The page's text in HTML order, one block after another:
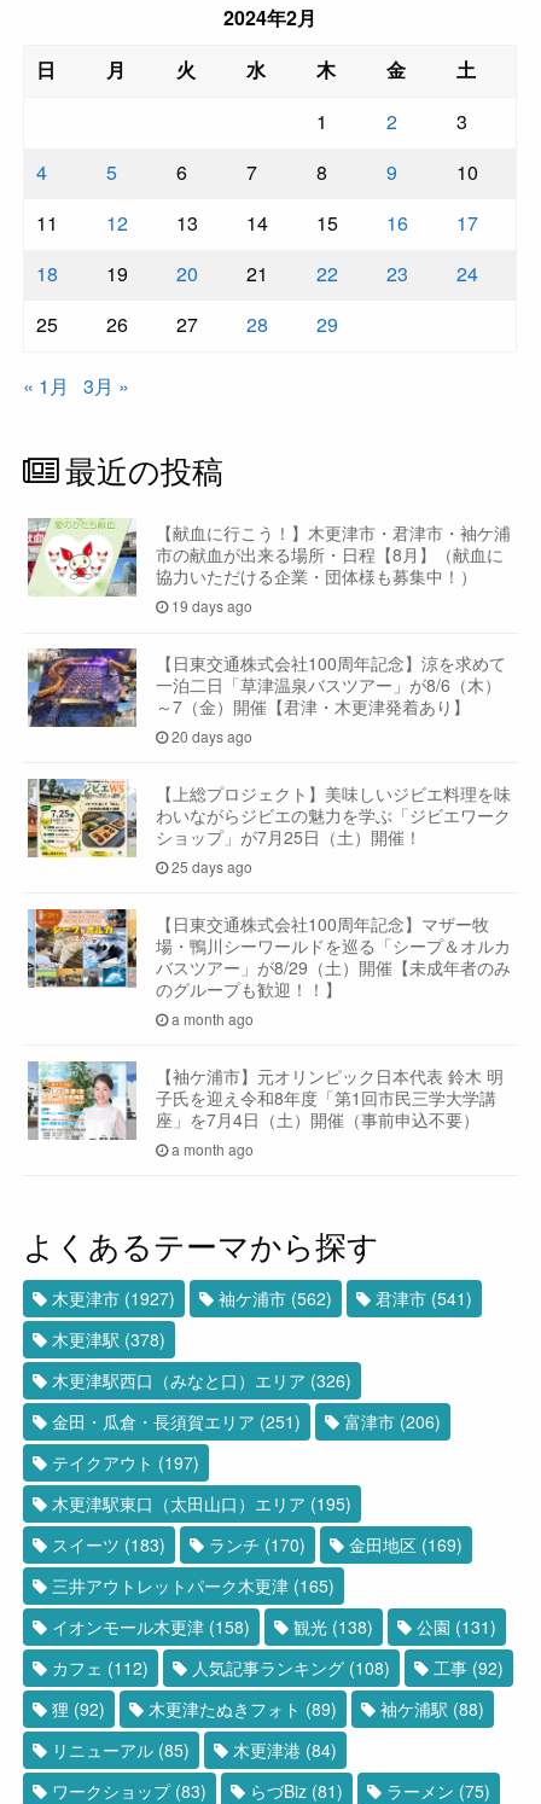
2024年2月
日
月 火 水 木 金
土
1
2
3
4
5 6 7 8 9
10
11
12 13 14 15 16
17
18
19 20 21 22 23
24
25
26 27 28 29
« 1月 3月 »
最近の投稿
【献血に行こう！】木更津市・君津市・袖ケ浦
市の献血が出来る場所・日程【8月】（献血に
協力いただける企業・団体様も募集中！）
19 days ago
【日東交通株式会社100周年記念】涼を求めて
一泊二日「草津温泉バスツアー」が8/6（木）
～7（金）開催【君津・木更津発着あり】
20 days ago
【上総プロジェクト】美味しいジビエ料理を味
わいながらジビエの魅力を学ぶ「ジビエワーク
ショップ」が7月25日（土）開催！
25 days ago
【日東交通株式会社100周年記念】マザー牧
場・鴨川シーワールドを巡る「シープ＆オルカ
バスツアー」が8/29（土）開催【未成年者のみ
のグループも歓迎！！】
a month ago
【袖ケ浦市】元オリンピック日本代表 鈴木 明
子氏を迎え令和8年度「第1回市民三学大学講
座」を7月4日（土）開催（事前申込不要）
a month ago
よくあるテーマから探す
木更津市 (1927) 袖ケ浦市 (562) 君津市 (541)
木更津駅 (378)
木更津駅西口（みなと口）エリア (326)
金田・瓜倉・長須賀エリア (251) 富津市 (206)
テイクアウト (197)
木更津駅東口（太田山口）エリア (195)
スイーツ (183) ランチ (170) 金田地区 (169)
三井アウトレットパーク木更津 (165)
イオンモール木更津 (158) 観光 (138) 公園 (131)
カフェ (112) 人気記事ランキング (108) 工事 (92)
狸 (92) 木更津たぬきフォト (89) 袖ケ浦駅 (88)
リニューアル (85) 木更津港 (84)
ワークショップ(83) らづBiz (81) ラーメン (75)